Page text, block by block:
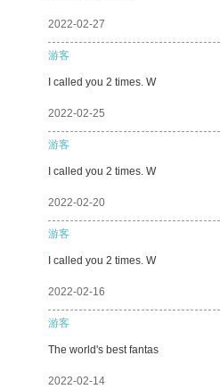
2022-02-27
游客
I called you 2 times. W
2022-02-25
游客
I called you 2 times. W
2022-02-20
游客
I called you 2 times. W
2022-02-16
游客
The world's best fantas
2022-02-14